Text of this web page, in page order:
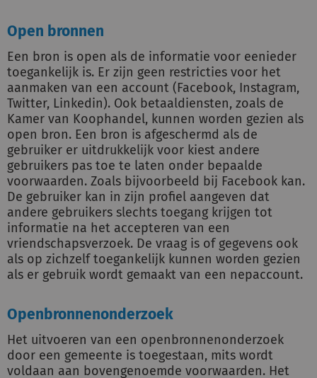
Open bronnen
Een bron is open als de informatie voor eenieder
toegankelijk is. Er zijn geen restricties voor het
aanmaken van een account (Facebook, Instagram,
Twitter, Linkedin). Ook betaaldiensten, zoals de
Kamer van Koophandel, kunnen worden gezien als
open bron. Een bron is afgeschermd als de
gebruiker er uitdrukkelijk voor kiest andere
gebruikers pas toe te laten onder bepaalde
voorwaarden. Zoals bijvoorbeeld bij Facebook kan.
De gebruiker kan in zijn profiel aangeven dat
andere gebruikers slechts toegang krijgen tot
informatie na het accepteren van een
vriendschapsverzoek. De vraag is of gegevens ook
als op zichzelf toegankelijk kunnen worden gezien
als er gebruik wordt gemaakt van een nepaccount.
Openbronnenonderzoek
Het uitvoeren van een openbronnenonderzoek
door een gemeente is toegestaan, mits wordt
voldaan aan bovengenoemde voorwaarden. Het